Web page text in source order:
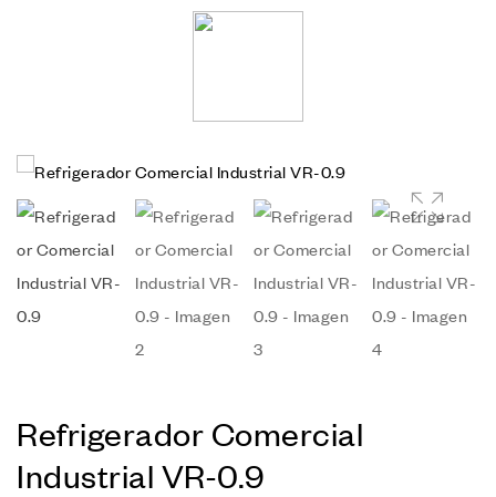
🔍
Refrigerador Comercial
Industrial VR-0.9